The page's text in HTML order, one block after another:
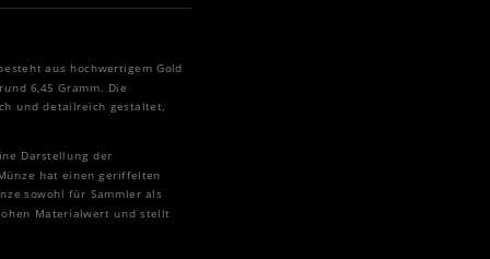
aus hochwertigem Gold
6,45 Gramm. Die
und detailreich gestaltet,
Darstellung der
hat einen geriffelten
sowohl für Sammler als
Materialwert und stellt